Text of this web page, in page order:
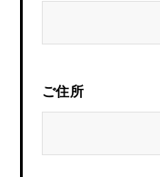
ご住所